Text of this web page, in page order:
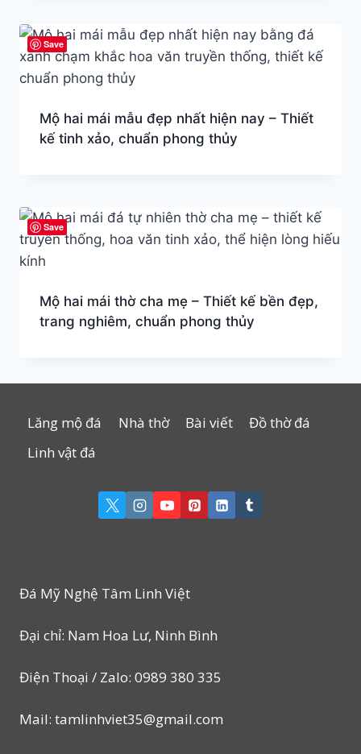
Save
Mộ hai mái mẫu đẹp nhất hiện nay – Thiết
kế tinh xảo, chuẩn phong thủy
Save
Mộ hai mái thờ cha mẹ – Thiết kế bền đẹp,
trang nghiêm, chuẩn phong thủy
Lăng mộ đá Nhà thờ Bài viết
Đồ thờ đá
Linh vật đá
Đá Mỹ Nghệ Tâm Linh Việt
Đại chỉ: Nam Hoa Lư, Ninh Bình
Điện Thoại / Zalo: 0989 380 335
Mail: tamlinhviet35@gmail.com